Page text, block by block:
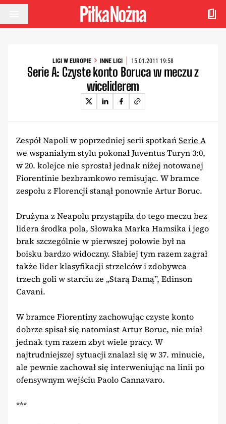
Przejdź do treści
LIGI W EUROPIE INNE LIGI 15.01.2011 19:58
Serie A: Czyste konto Boruca w meczu z
wiceliderem
Zespół Napoli w poprzedniej serii spotkańSerie A
we wspaniałym stylu pokonał Juventus Turyn 3:0,
w 20. kolejce nie sprostał jednak niżej notowanej
Fiorentinie bezbramkowo remisując. W bramce
zespołu z Florencji stanął ponownie Artur Boruc.
Drużyna z Neapolu przystąpiła do tego meczu bez
lidera środka pola, Słowaka Marka Hamsika i jego
brak szczególnie w pierwszej połowie był na
boisku bardzo widoczny. Słabiej tym razem zagrał
także lider klasyfikacji strzelców i zdobywca
trzech goli w starciu ze „Starą Damą”, Edinson
Cavani.
W bramce Fiorentiny zachowując czyste konto
dobrze spisał się natomiast Artur Boruc, nie miał
jednak tym razem zbyt wiele pracy. W
najtrudniejszej sytuacji znalazł się w 37. minucie,
ale pewnie zachował się interweniując na linii po
ofensywnym wejściu Paolo Cannavaro.
***